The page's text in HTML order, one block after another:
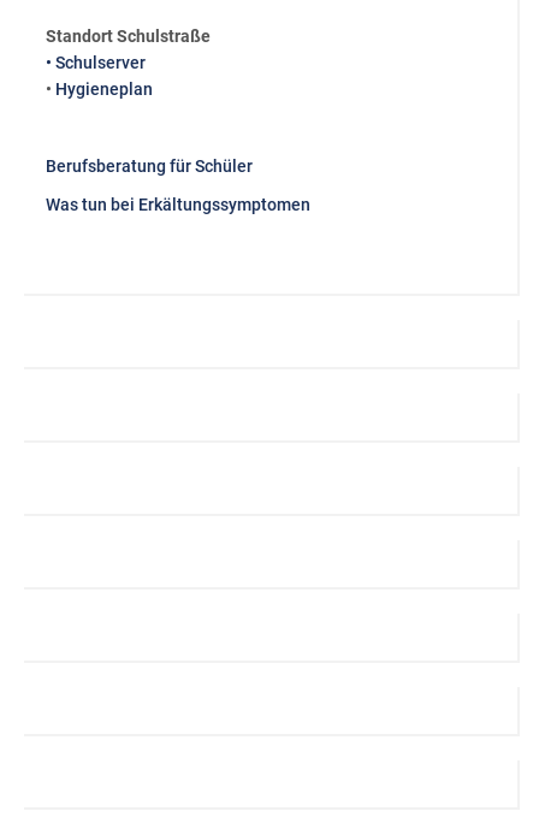
Standort Schulstraße
• Schulserver
• Hygieneplan
Berufsberatung für Schüler
Was tun bei Erkältungssymptomen